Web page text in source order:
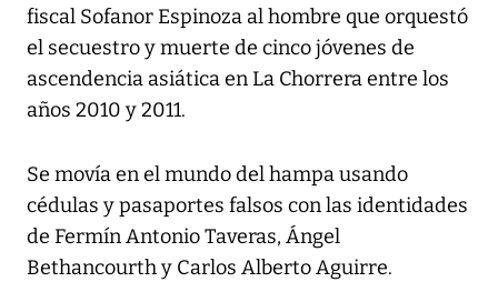
fiscal Sofanor Espinoza al hombre que orquestó
el secuestro y muerte de cinco jóvenes de
ascendencia asiática en La Chorrera entre los
años 2010 y 2011.
Se movía en el mundo del hampa usando
cédulas y pasaportes falsos con las identidades
de Fermín Antonio Taveras, Ángel
Bethancourth y Carlos Alberto Aguirre.